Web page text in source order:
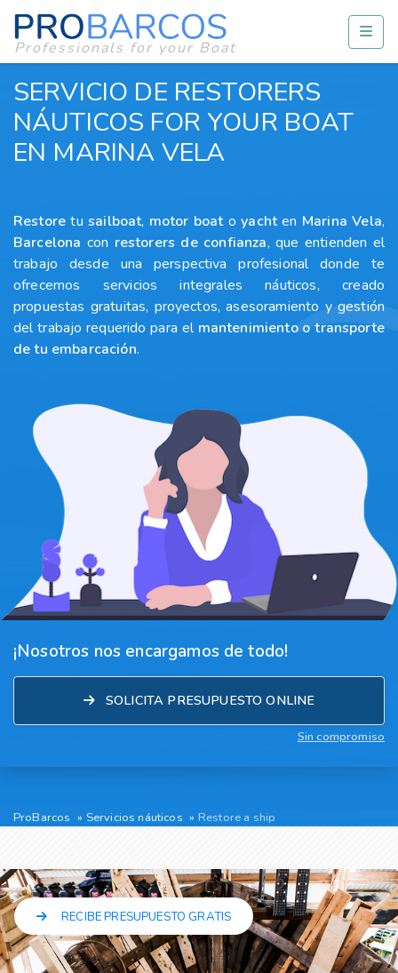
Professionals for your Boat
SERVICIO DE RESTORERS
NÁUTICOS FOR YOUR BOAT
EN MARINA VELA
Restore tusailboat, motor boatoyachten Marina Vela,
Barcelona con restorers de confianza, que entienden el
trabajo desde una perspectiva profesional donde te
ofrecemos servicios integrales náuticos, creado
propuestas gratuitas, proyectos, asesoramiento y gestión
del trabajo requerido para el mantenimiento o transporte
de tu embarcación.
¡Nosotros nos encargamos de todo!
SOLICITA PRESUPUESTO ONLINE
Sin compromiso
ProBarcos Servicios náuticos Restore a ship
RECIBE PRESUPUESTO GRATIS